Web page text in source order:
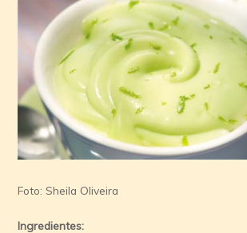
Foto: Sheila Oliveira
Ingredientes: